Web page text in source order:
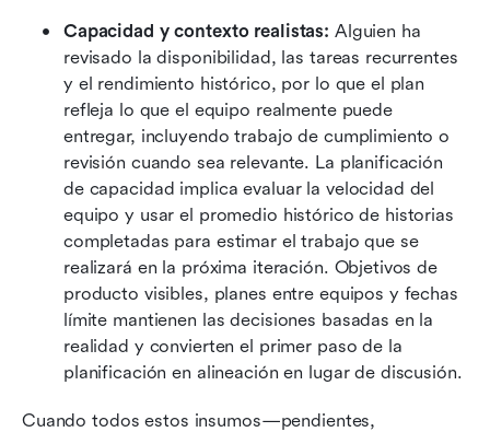
Capacidad y contexto realistas: Alguien ha
revisado la disponibilidad, las tareas recurrentes
y el rendimiento histórico, por lo que el plan
refleja lo que el equipo realmente puede
entregar, incluyendo trabajo de cumplimiento o
revisión cuando sea relevante. La planificación
de capacidad implica evaluar la velocidad del
equipo y usar el promedio histórico de historias
completadas para estimar el trabajo que se
realizará en la próxima iteración. Objetivos de
producto visibles, planes entre equipos y fechas
límite mantienen las decisiones basadas en la
realidad y convierten el primer paso de la
planificación en alineación en lugar de discusión.
Cuando todos estos insumos—pendientes,